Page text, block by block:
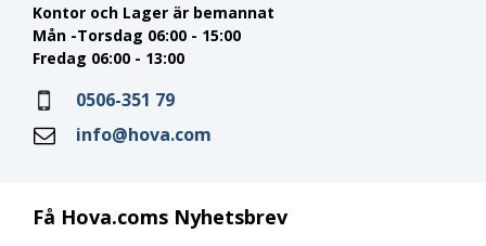
Få Hova.coms Nyhetsbrev
Kontor och Lager är bemannat
Mån -Torsdag 06:00 - 15:00
Fredag 06:00 - 13:00
0506-351 79
info@hova.com